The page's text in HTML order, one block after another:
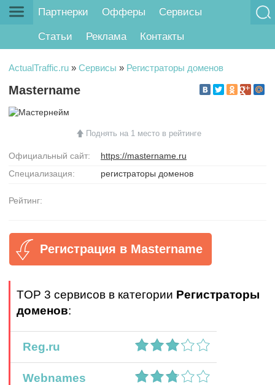
Партнерки Офферы Сервисы
Статьи Реклама Контакты
ActualTraffic.ru » Сервисы » Регистраторы доменов
Mastername
Поднять на 1 место в рейтинге
Официальный сайт:
https://mastername.ru
Специализация:
регистраторы доменов
Рейтинг:
Регистрация в Mastername
TOP 3 сервисов в категории Регистраторы
доменов:
Reg.ru
Webnames